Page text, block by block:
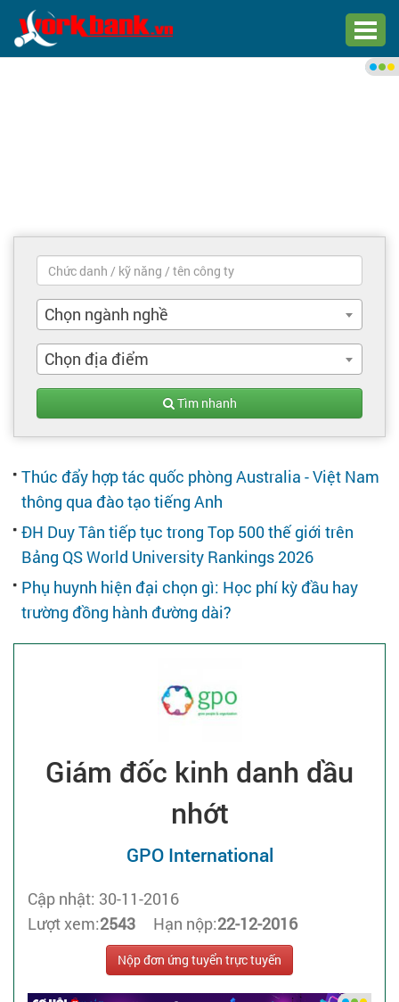
Trang chủ
Việc làm mới nhất
Tìm việc làm
Nhà tuyển dụng
Chọn ngành nghề
Chọn địa điểm
Tìm nhanh
Thúc đẩy hợp tác quốc phòng Australia - Việt Nam
thông qua đào tạo tiếng Anh
ĐH Duy Tân tiếp tục trong Top 500 thế giới trên
Bảng QS World University Rankings 2026
Phụ huynh hiện đại chọn gì: Học phí kỳ đầu hay
trường đồng hành đường dài?
Giám đốc kinh danh dầu
nhớt
GPO International
Cập nhật: 30-11-2016
Lượt xem:2543 Hạn nộp:22-12-2016
Nộp đơn ứng tuyển trực tuyến